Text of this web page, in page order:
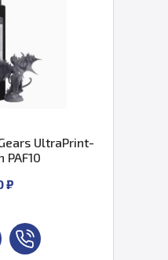
UltraPrint-
PAF10
₽